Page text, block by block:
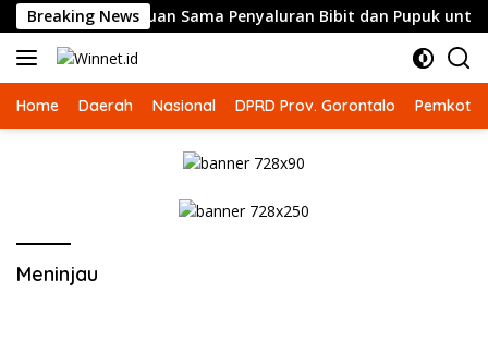
Langsung
ke
konten
Breaking News
Minta Perlakuan Sama Penyaluran Bibit dan Pupuk untuk
Home Daerah Nasional DPRD Prov. Gorontalo Pemkot
Meninjau